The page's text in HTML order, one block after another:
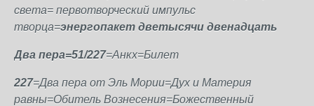
света= первотворческий импульс
творца=энергопакет дветысячи двенадцать
Два пера=51/227=Анкх=Билет
227=Два пера от Эль Мории=Дух и Материя
равны=Обитель Вознесения=Божественный